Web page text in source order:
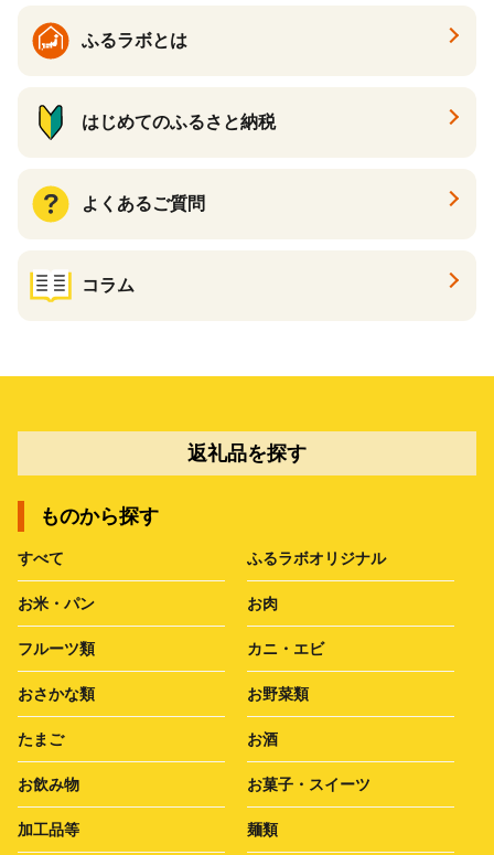
ふるラボとは
はじめてのふるさと納税
よくあるご質問
コラム
返礼品を探す
ものから探す
すべて ふるラボオリジナル
お米・パン お肉
フルーツ類 カニ・エビ
おさかな類 お野菜類
たまご お酒
お飲み物 お菓子・スイーツ
加工品等 麺類